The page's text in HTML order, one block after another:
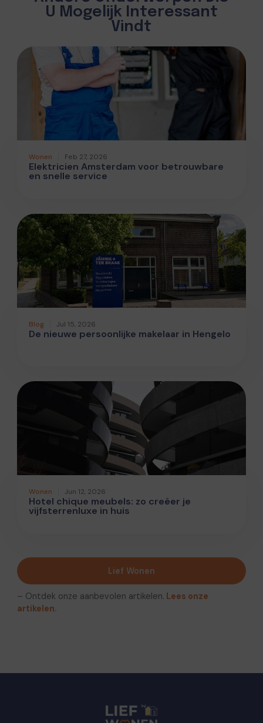
U Mogelijk Interessant
Vindt
Wonen Feb 27, 2026
Elektricien Amsterdam voor betrouwbare
en snelle service
Blog Jul 15, 2026
De nieuwe persoonlijke makelaar in Hengelo
Wonen Jun 12, 2026
Hotel chique meubels: zo creëer je
vijfsterrenluxe in huis
Lief Wonen
– Ontdek onze aanbevolen artikelen. Lees onze
artikelen.